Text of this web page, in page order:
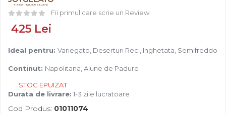
Aroma Rom
Aroma Lamaie
Zahar
Isomalt
Topping
Spray Antilipire Tavi
Fii primul care scrie un Review
425 Lei
Ideal pentru: Variegato, Deserturi Reci, Inghetata, Semifreddo
Continut: Napolitana, Alune de Padure
STOC EPUIZAT
Durata de livrare: 1-3 zile lucratoare
Cod Produs: 01011074